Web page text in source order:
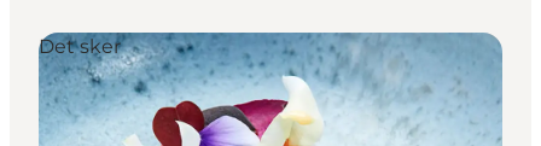
Det sker